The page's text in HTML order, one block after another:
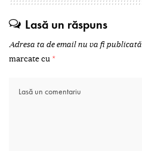
Lasă un răspuns
Adresa ta de email nu va fi publicată.
marcate cu *